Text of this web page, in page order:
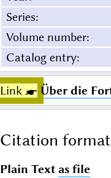
Series:
Volume number:
Catalog entry:
Link ☛ Über die
Citation
Plain Text as file